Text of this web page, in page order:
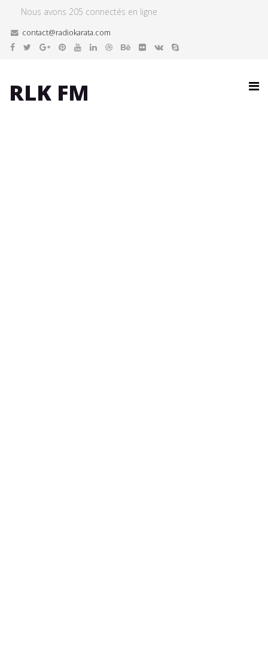
Nous avons 205 connectés en ligne
contact@radiokarata.com
RLK FM